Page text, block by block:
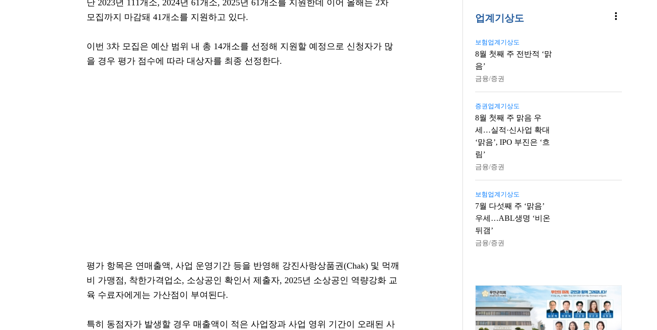
난 2023년 111개소, 2024년 61개소, 2025년 61개소를 지원한데 이어 올해는 2차
모집까지 마감돼 41개소를 지원하고 있다.
이번 3차 모집은 예산 범위 내 총 14개소를 선정해 지원할 예정으로 신청자가 많
을 경우 평가 점수에 따라 대상자를 최종 선정한다.
평가 항목은 연매출액, 사업 운영기간 등을 반영해 강진사랑상품권(Chak) 및 먹깨
비 가맹점, 착한가격업소, 소상공인 확인서 제출자, 2025년 소상공인 역량강화 교
육 수료자에게는 가산점이 부여된다.
특히 동점자가 발생할 경우 매출액이 적은 사업장과 사업 영위 기간이 오래된 사
업계기상도 more_vert
보험업계기상도
8월 첫째 주 전반적 ‘맑
음’
금융/증권
증권업계기상도
8월 첫째 주 맑음 우
세…실적·신사업 확대
‘맑음’, IPO 부진은 ‘흐
림’
금융/증권
보험업계기상도
7월 다섯째 주 ‘맑음’
우세…ABL생명 ‘비온
뒤갬’
금융/증권